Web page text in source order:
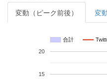
変動（ピーク前後） 変
合計
15
20